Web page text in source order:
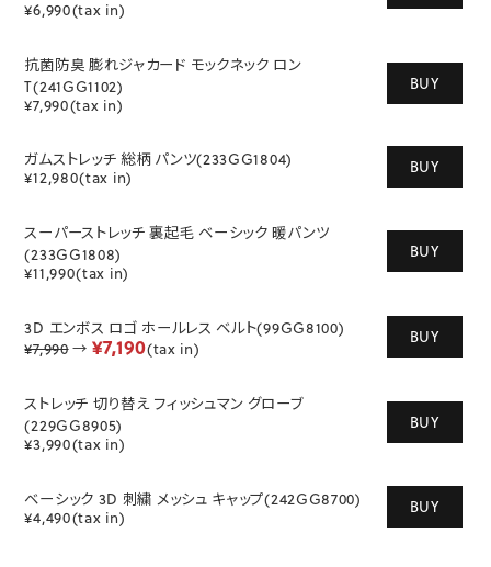
¥6,990(tax in)
抗菌防臭 膨れジャカード モックネック ロン
T(241GG1102)
¥7,990(tax in)
BUY
ガムストレッチ 総柄 パンツ(233GG1804)
¥12,980(tax in)
BUY
スーパーストレッチ 裏起毛 ベーシック 暖パンツ
(233GG1808)
¥11,990(tax in)
BUY
3D エンボス ロゴ ホールレス ベルト(99GG8100)
¥7,990→ ¥7,190(tax in)
BUY
ストレッチ 切り替え フィッシュマン グローブ
(229GG8905)
¥3,990(tax in)
BUY
ベーシック 3D 刺繍 メッシュ キャップ(242GG8700)
¥4,490(tax in)
BUY